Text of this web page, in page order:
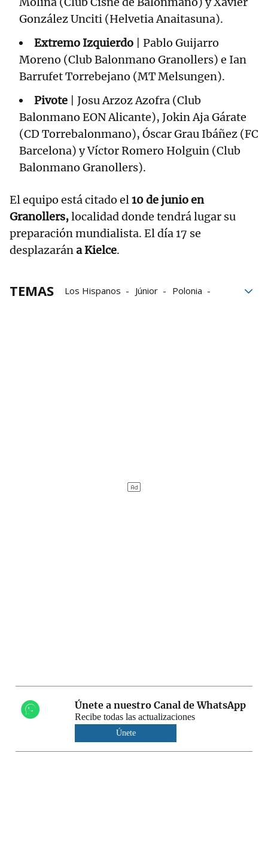
González Unciti (Helvetia Anaitasuna).
Extremo Izquierdo | Pablo Guijarro
Moreno (Club Balonmano Granollers) e Ian
Barrufet Torrebejano (MT Melsungen).
Pivote | Josu Arzoz Azofra (Club
Balonmano EON Alicante), Jokin Aja Gárate
(CD Torrebalonmano), Óscar Grau Ibáñez (FC
Barcelona) y Víctor Romero Holguin (Club
Balonmano Granollers).
El equipo está citado el10 de junio en
Granollers,localidad donde tendrá lugar su
preparación mundialista. El día 17 se
desplazarána Kielce.
TEMAS Los Hispanos Júnior
Polonia
Únete a nuestro Canal de WhatsApp
Recibe todas las actualizaciones
Únete